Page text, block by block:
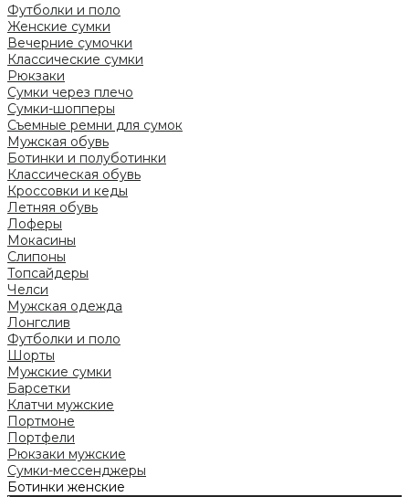
Футболки и поло
Женские сумки
Вечерние сумочки
Классические сумки
Рюкзаки
Сумки через плечо
Сумки-шопперы
Съемные ремни для сумок
Мужская обувь
Ботинки и полуботинки
Классическая обувь
Кроссовки и кеды
Летняя обувь
Лоферы
Мокасины
Слипоны
Топсайдеры
Челси
Мужская одежда
Лонгслив
Футболки и поло
Шорты
Мужские сумки
Барсетки
Клатчи мужские
Портмоне
Портфели
Рюкзаки мужские
Сумки-мессенджеры
Ботинки женские